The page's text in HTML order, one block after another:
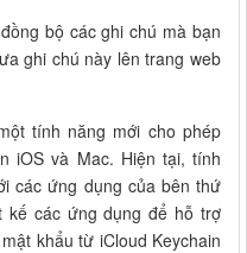
bộ các ghi chú mà bạn
ghi chú này lên trang web
tính năng mới cho phép
iOS và Mac. Hiện tại, tính
các ứng dụng của bên thứ
kế các ứng dụng để hỗ trợ
khẩu từ iCloud Keychain